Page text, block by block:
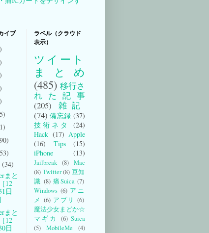
イブ
(34)
まと
12
日
まと
12
日
ラベル（クラウド
表示）
ツイート
まとめ
(485) 移行さ
れた記事
(205)
雑記
(74) 備忘録 (37)
技術ネタ
(24)
Hack (17) Apple
(16)
Tips
(15)
iPhone
(13)
Jailbreak (8) Mac
(8) Twitter (8) 豆知
識 (8) 痛Suica (7)
Windows (6) アニ
メ (6) アプリ (6)
魔法少女まどか☆
マギカ
(6) Suica
(5)
MobileMe
(4)